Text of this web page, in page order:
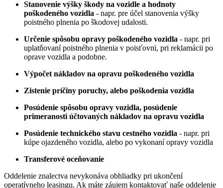
Stanovenie výšky škody na vozidle a hodnoty
poškodeného vozidla - napr. pre účel stanovenia výšky
poistného plnenia po škodovej udalosti.
Určenie spôsobu opravy poškodeného vozidla - napr. pri
uplatňovaní poistného plnenia v poisťovni, pri reklamácii po
oprave vozidla a podobne.
Výpočet nákladov na opravu poškodeného vozidla
Zistenie príčiny poruchy, alebo poškodenia vozidla
Posúdenie spôsobu opravy vozidla, posúdenie
primeranosti účtovaných nákladov na opravu vozidla
Posúdenie technického stavu cestného vozidla - napr. pri
kúpe ojazdeného vozidla, alebo po vykonaní opravy vozidla
Transferové oceňovanie
Oddelenie znalectva nevykonáva obhliadky pri ukončení
operatívneho leasingu. Ak máte záujem kontaktovať naše oddelenie